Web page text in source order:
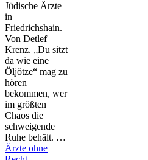
Jüdische Ärzte
in
Friedrichshain.
Von Detlef
Krenz. „Du sitzt
da wie eine
Öljötze“ mag zu
hören
bekommen, wer
im größten
Chaos die
schweigende
Ruhe behält. …
Ärzte ohne